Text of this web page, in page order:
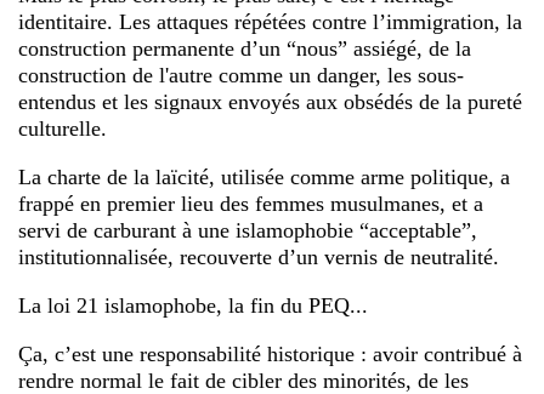
identitaire. Les attaques répétées contre l’immigration, la
construction permanente d’un “nous” assiégé, de la
construction de l'autre comme un danger, les sous-
entendus et les signaux envoyés aux obsédés de la pureté
culturelle.
La charte de la laïcité, utilisée comme arme politique, a
frappé en premier lieu des femmes musulmanes, et a
servi de carburant à une islamophobie “acceptable”,
institutionnalisée, recouverte d’un vernis de neutralité.
La loi 21 islamophobe, la fin du PEQ...
Ça, c’est une responsabilité historique : avoir contribué à
rendre normal le fait de cibler des minorités, de les